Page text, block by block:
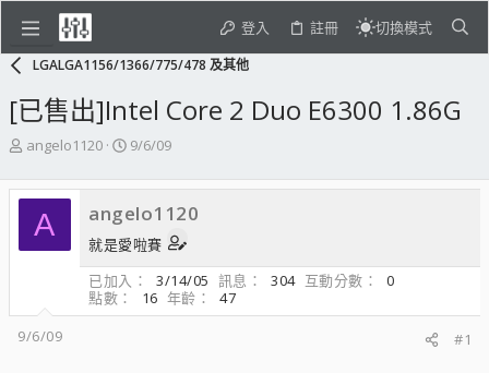
登入 註冊 切換模式
LGALGA1156/1366/775/478 及其他
[已售出]Intel Core 2 Duo E6300 1.86G
主
發
人
angelo1120
開
日
期
9/6/09
A angelo1120
就是愛啦賽
已加入
3/14/05 訊息 304 互動分數
0
點數
16 年齡
47
9/6/09
#1